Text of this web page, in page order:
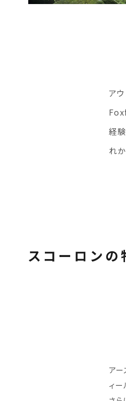
ア
経
れ
スコーロンの
アー
ィー